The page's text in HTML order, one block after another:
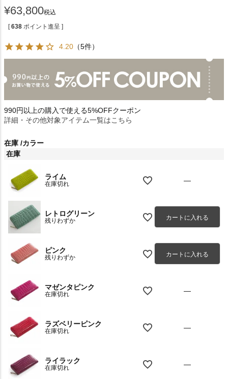
¥63,800税込
[ 638 ポイント進呈 ]
4.20 （5件）
990円以上の購入で使える5%OFFクーポン
詳細・その他対象アイテム一覧はこちら
在庫 カラー
在庫
ライム
在庫切れ —
レトログリーン
残りわずか カートに入れる
ピンク
残りわずか カートに入れる
マゼンタピンク
在庫切れ —
ラズベリーピンク
在庫切れ —
ライラック
在庫切れ —